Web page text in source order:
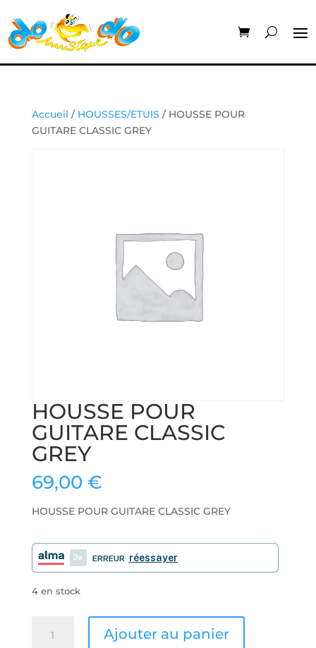
Accueil / HOUSSES/ETUIS / HOUSSE POUR
GUITARE CLASSIC GREY
HOUSSE POUR
GUITARE CLASSIC
GREY
69,00 €
HOUSSE POUR GUITARE CLASSIC GREY
3 ERREUR réessayer
4 en stock
Ajouter au panier